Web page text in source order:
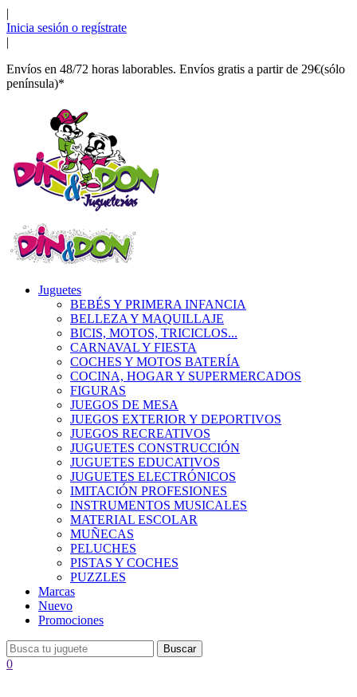
|
Inicia sesión o regístrate
|
Envíos en 48/72 horas laborables. Envíos gratis a partir de 29€(sólo
península)*
Juguetes
BEBÉS Y PRIMERA INFANCIA
BELLEZA Y MAQUILLAJE
BICIS, MOTOS, TRICICLOS...
CARNAVAL Y FIESTA
COCHES Y MOTOS BATERÍA
COCINA, HOGAR Y SUPERMERCADOS
FIGURAS
JUEGOS DE MESA
JUEGOS EXTERIOR Y DEPORTIVOS
JUEGOS RECREATIVOS
JUGUETES CONSTRUCCIÓN
JUGUETES EDUCATIVOS
JUGUETES ELECTRÓNICOS
IMITACIÓN PROFESIONES
INSTRUMENTOS MUSICALES
MATERIAL ESCOLAR
MUÑECAS
PELUCHES
PISTAS Y COCHES
PUZZLES
Marcas
Nuevo
Promociones
Buscar
0